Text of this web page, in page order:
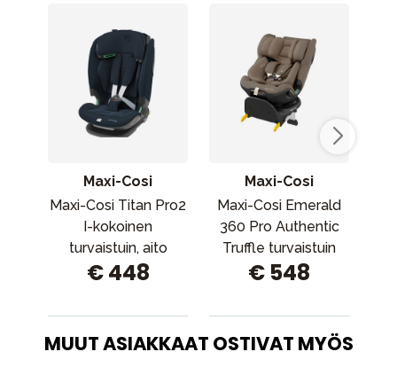
Maxi-Cosi
Maxi-Cosi Titan Pro2
I-kokoinen
turvaistuin, aito
sininen
€ 448
Maxi-Cosi
Maxi-Cosi Emerald
360 Pro Authentic
Truffle turvaistuin
€ 548
MUUT ASIAKKAAT OSTIVAT MYÖS